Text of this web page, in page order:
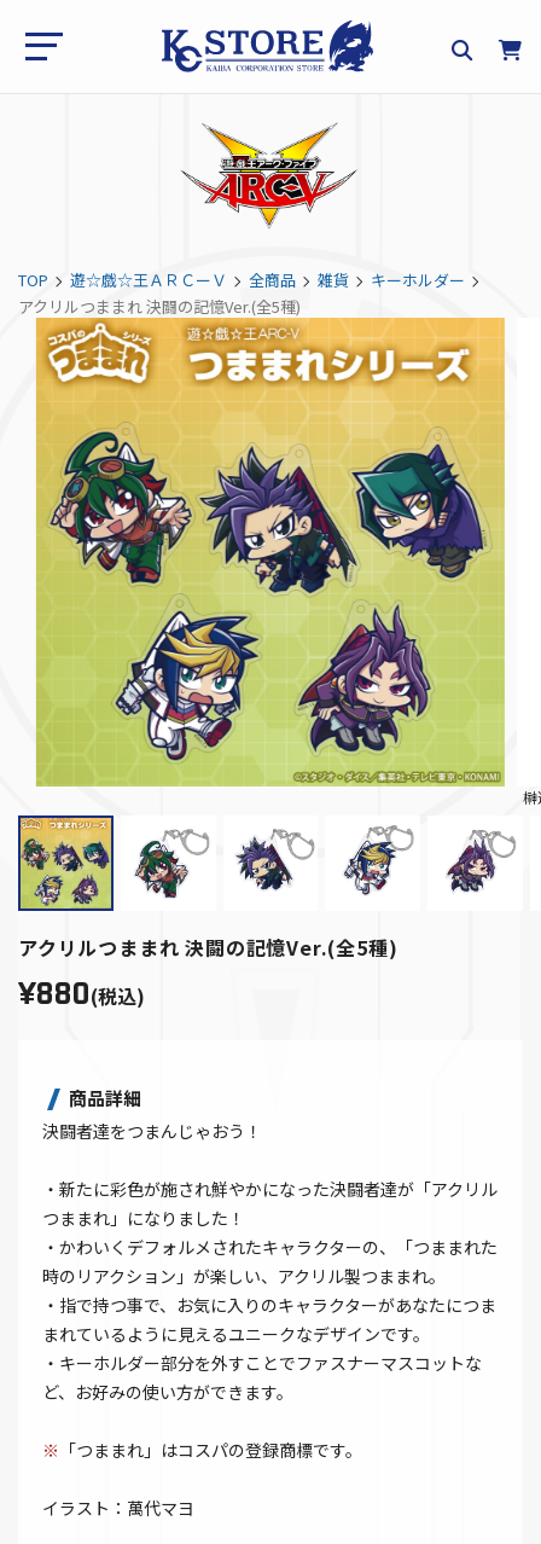
TOP 遊☆戯☆王ＡＲＣーＶ 全商品 雑貨
キーホルダー
アクリルつままれ 決闘の記憶Ver.(全5種)
榊
アクリルつままれ 決闘の記憶Ver.(全5種)
¥880(税込)
商品詳細
決闘者達をつまんじゃおう！
・新たに彩色が施され鮮やかになった決闘者達が「アクリル
つままれ」になりました！
・かわいくデフォルメされたキャラクターの、「つままれた
時のリアクション」が楽しい、アクリル製つままれ。
・指で持つ事で、お気に入りのキャラクターがあなたにつま
まれているように見えるユニークなデザインです。
・キーホルダー部分を外すことでファスナーマスコットな
ど、お好みの使い方ができます。
※ 「つままれ」はコスパの登録商標です。
イラスト：萬代マヨ